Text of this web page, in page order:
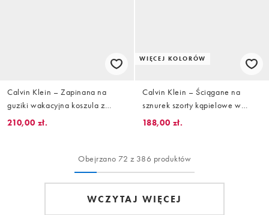
Calvin Klein – Zapinana na
guziki wakacyjna koszula z
krótkimi rękawami we wzór w
210,00 zł.
WIĘCEJ KOLORÓW
Calvin Klein – Ściągane na
sznurek szorty kąpielowe w
niebiesko-brązowy wzór z
188,00 zł.
Obejrzano 72 z 386 produktów
WCZYTAJ WIĘCEJ